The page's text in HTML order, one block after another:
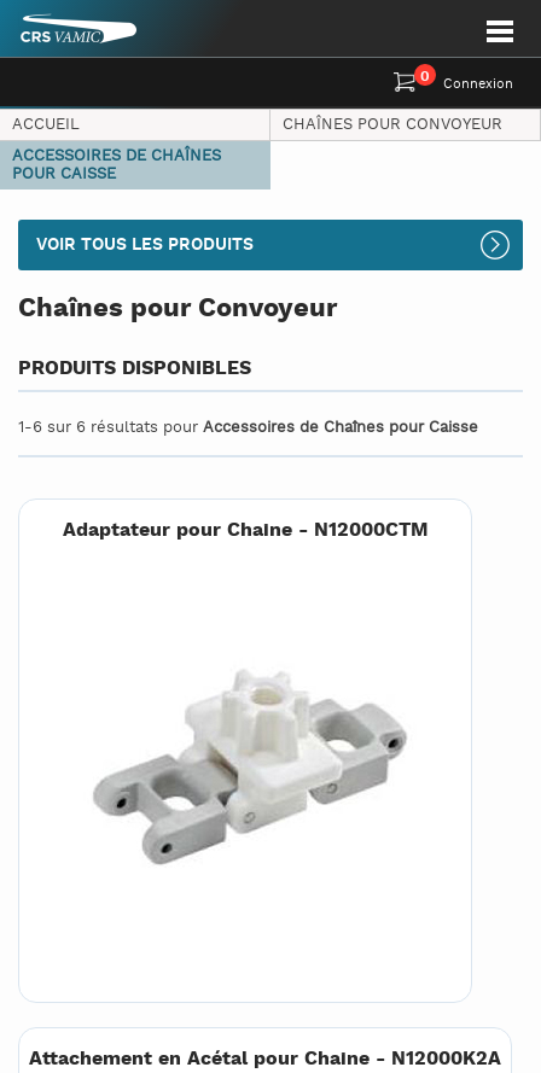
Connexion
0
ACCUEIL
CHAÎNES POUR CONVOYEUR
ACCESSOIRES DE CHAÎNES
POUR CAISSE
VOIR TOUS LES PRODUITS
Chaînes pour Convoyeur
PRODUITS DISPONIBLES
1-6 sur 6 résultats pour Accessoires de Chaînes pour Caisse
Adaptateur pour Chaine - N12000CTM
Attachement en Acétal pour Chaine - N12000K2A